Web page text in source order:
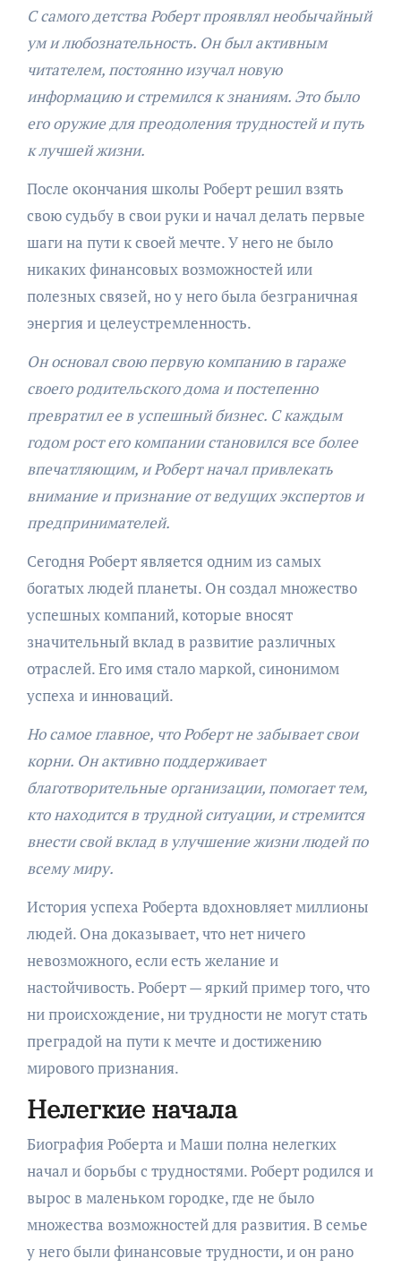
С самого детства Роберт проявлял необычайный
ум и любознательность. Он был активным
читателем, постоянно изучал новую
информацию и стремился к знаниям. Это было
его оружие для преодоления трудностей и путь
к лучшей жизни.
После окончания школы Роберт решил взять
свою судьбу в свои руки и начал делать первые
шаги на пути к своей мечте. У него не было
никаких финансовых возможностей или
полезных связей, но у него была безграничная
энергия и целеустремленность.
Он основал свою первую компанию в гараже
своего родительского дома и постепенно
превратил ее в успешный бизнес. С каждым
годом рост его компании становился все более
впечатляющим, и Роберт начал привлекать
внимание и признание от ведущих экспертов и
предпринимателей.
Сегодня Роберт является одним из самых
богатых людей планеты. Он создал множество
успешных компаний, которые вносят
значительный вклад в развитие различных
отраслей. Его имя стало маркой, синонимом
успеха и инноваций.
Но самое главное, что Роберт не забывает свои
корни. Он активно поддерживает
благотворительные организации, помогает тем,
кто находится в трудной ситуации, и стремится
внести свой вклад в улучшение жизни людей по
всему миру.
История успеха Роберта вдохновляет миллионы
людей. Она доказывает, что нет ничего
невозможного, если есть желание и
настойчивость. Роберт — яркий пример того, что
ни происхождение, ни трудности не могут стать
преградой на пути к мечте и достижению
мирового признания.
Нелегкие начала
Биография Роберта и Маши полна нелегких
начал и борьбы с трудностями. Роберт родился и
вырос в маленьком городке, где не было
множества возможностей для развития. В семье
у него были финансовые трудности, и он рано